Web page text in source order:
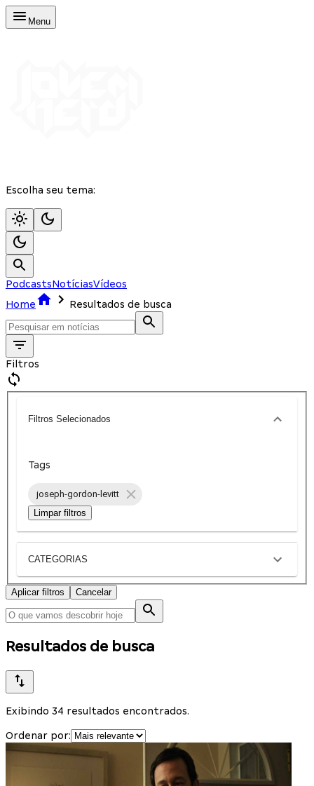
Menu
Escolha seu tema:
PodcastsNotíciasVídeos
Home
Resultados de busca
Filtros
Filtros Selecionados
Tags
joseph-gordon-levitt
Limpar filtros
CATEGORIAS
Aplicar filtros Cancelar
Resultados de busca
Exibindo 34 resultados encontrados.
Ordenar por: